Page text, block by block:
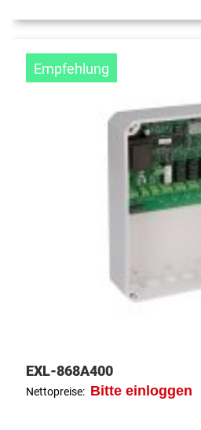
Empfehlung
EXL-868A400
Nettopreise: Bitte einloggen